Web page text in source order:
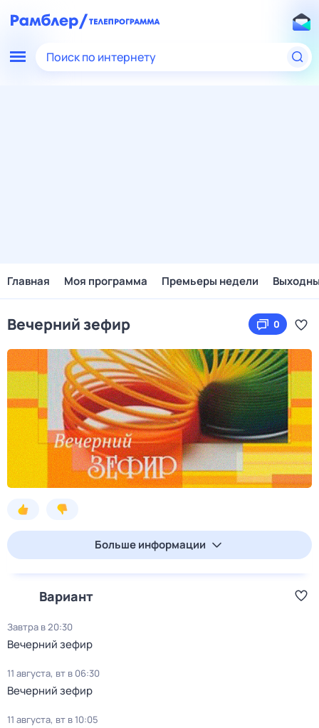
Поиск по интернету
Главная Моя программа Премьеры недели
Вечерний зефир 0
Больше информации
Вариант
Завтра в 20:30
Вечерний зефир
11 августа, вт в 06:30
Вечерний зефир
11 августа, вт в 10:05